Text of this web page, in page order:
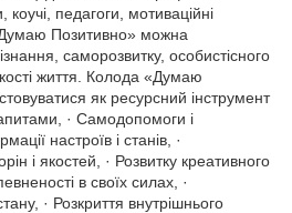
педагоги, мотиваційні
Позитивно» можна
саморозвитку, особистісного
життя. Колода «Думаю
як ресурсний інструмент
· Самодопомоги і
настроїв і станів, ·
і якостей, · Розвитку креативного
в своїх силах, ·
· Розкриття внутрішнього